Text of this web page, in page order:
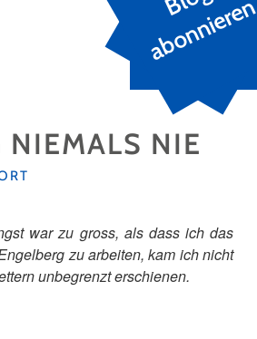
n
NIEMALS NIE
war zu gross, als dass ich das
zu arbeiten, kam ich nicht
unbegrenzt erschienen.